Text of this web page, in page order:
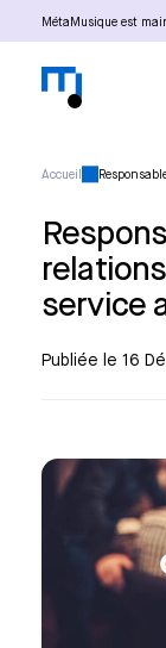
MétaMusique est
Accueil
service
Publiée le 16